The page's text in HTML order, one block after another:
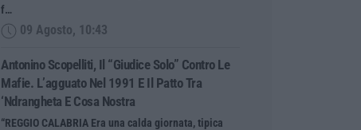
f…
09 Agosto, 10:43
Antonino Scopelliti, Il “giudice Solo” Contro Le
Mafie. L’agguato Nel 1991 E Il Patto Tra
‘ndrangheta E Cosa Nostra
“REGGIO CALABRIA Era una calda giornata, tipica